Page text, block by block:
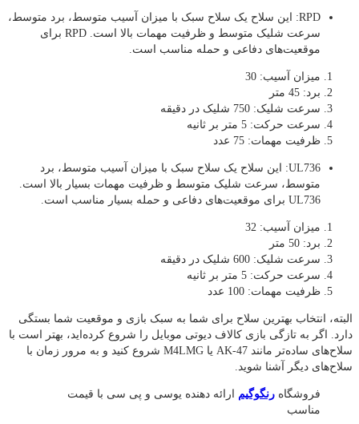
RPD: این سلاح یک سلاح سبک با میزان آسیب متوسط، برد متوسط،
سرعت شلیک متوسط و ظرفیت مهمات بالا است. RPD برای
موقعیت‌های دفاعی و حمله مناسب است.
میزان آسیب: 30
برد: 45 متر
سرعت شلیک: 750 شلیک در دقیقه
سرعت حرکت: 5 متر بر ثانیه
ظرفیت مهمات: 75 عدد
UL736: این سلاح یک سلاح سبک با میزان آسیب متوسط، برد
متوسط، سرعت شلیک متوسط و ظرفیت مهمات بسیار بالا است.
UL736 برای موقعیت‌های دفاعی و حمله بسیار مناسب است.
میزان آسیب: 32
برد: 50 متر
سرعت شلیک: 600 شلیک در دقیقه
سرعت حرکت: 5 متر بر ثانیه
ظرفیت مهمات: 100 عدد
البته، انتخاب بهترین سلاح برای شما به سبک بازی و موقعیت شما بستگی
دارد. اگر به تازگی بازی کالاف دیوتی موبایل را شروع کرده‌اید، بهتر است با
سلاح‌های ساده‌تر مانند AK-47 یا M4LMG شروع کنید و به مرور زمان با
سلاح‌های دیگر آشنا شوید.
فروشگاه رنگوگیم ارائه دهنده یوسی و پی سی با قیمت
مناسب